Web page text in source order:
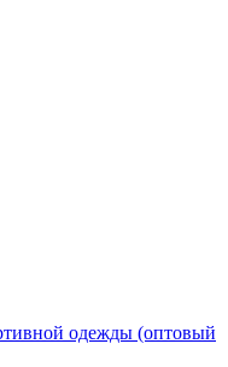
одежды (оптовый